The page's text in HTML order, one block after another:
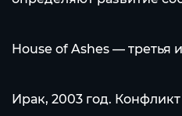
House of Ashes — третья
Ирак, 2003 год.